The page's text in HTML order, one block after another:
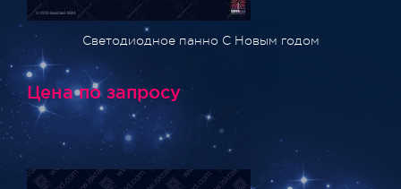
Светодиодное панно С Новым годом
Цена по запросу